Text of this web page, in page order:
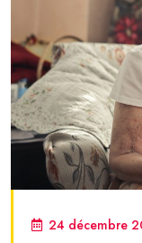
24 décembre